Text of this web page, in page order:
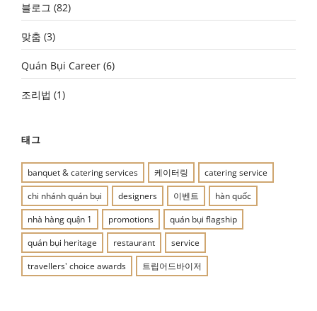
블로그 (82)
맞춤 (3)
Quán Bụi Career (6)
조리법 (1)
태그
banquet & catering services 케이터링
catering service
chi nhánh quán bụi
designers 이벤트
hàn quốc
nhà hàng quận 1
promotions
quán bụi flagship
quán bụi heritage
restaurant
service
travellers' choice awards
트립어드바이저